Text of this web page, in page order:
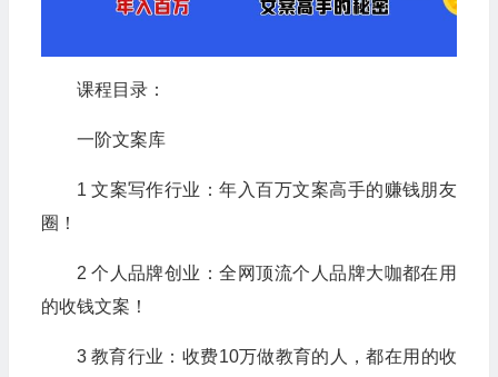
课程目录：
一阶文案库
1 文案写作行业：年入百万文案高手的赚钱朋友
圈！
2 个人品牌创业：全网顶流个人品牌大咖都在用
的收钱文案！
3 教育行业：收费10万做教育的人，都在用的收